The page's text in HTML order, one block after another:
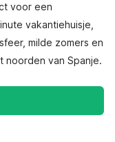
voor een
vakantiehuisje,
milde zomers en
noorden van Spanje.